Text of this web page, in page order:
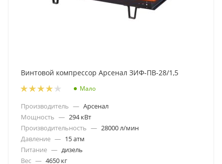
Винтовой компрессор Арсенал ЗИФ-ПВ-28/1,5
Мало
Производитель — Арсенал
Мощность — 294 кВт
Производительность — 28000 л/мин
Давление — 15 атм
Питание — дизель
Вес — 4650 кг